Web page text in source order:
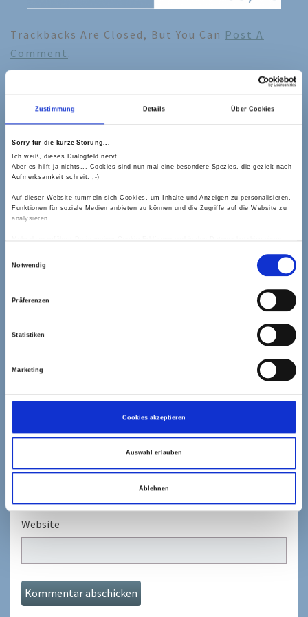
Zustimmung Details Über Cookies
Sorry für die kurze Störung...
Ich weiß, dieses Dialogfeld nervt.
Aber es hilft ja nichts... Cookies sind nun mal eine besondere Spezies, die gezielt nach
Aufmerksamkeit schreit. ;-)
Auf dieser Website tummeln sich Cookies, um Inhalte und Anzeigen zu personalisieren,
Funktionen für soziale Medien anbieten zu können und die Zugriffe auf die Website zu
analysieren.
Notwendig
Präferenzen
Statistiken
Marketing
Cookies akzeptieren
Auswahl erlauben
Ablehnen
Trackbacks Are Closed, But You Can Post A
Comment .
Schreibe einen Kommentar
Deine E-Mail-Adresse wird nicht veröffentlicht.
Erforderliche Felder sind mit
Kommentar
Name*
Website